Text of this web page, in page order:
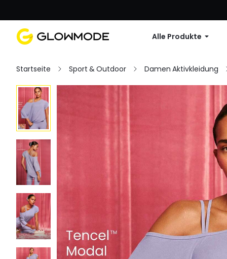
Alle Produkte
Startseite Sport & Outdoor Damen Aktivkleidung